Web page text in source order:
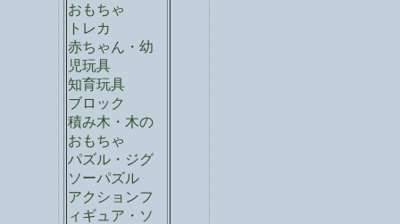
おもちゃ
トレカ
赤ちゃん・幼
児玩具
知育玩具
ブロック
積み木・木の
おもちゃ
パズル・ジグ
ソーパズル
アクションフ
ィギュア・ソ